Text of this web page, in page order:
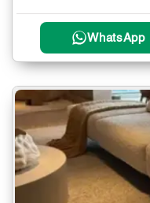
WhatsApp